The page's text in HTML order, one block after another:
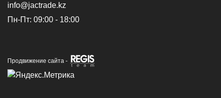
info@jactrade.kz
Пн-Пт: 09:00 - 18:00
Продвижение сайта -